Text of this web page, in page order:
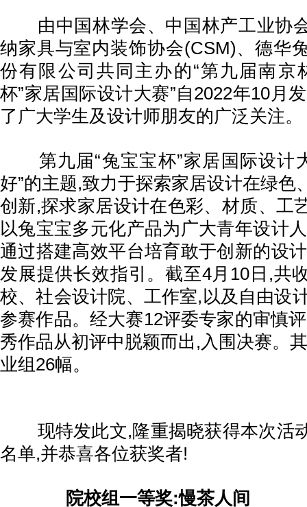
由中国林学会、中国林产工业协
纳家具与室内装饰协会(CSM)、德华
份有限公司共同主办的“第九届南京
杯”家居国际设计大赛”自2022年10月
了广大学生及设计师朋友的广泛关注。
第九届“兔宝宝杯”家居国际设计
好”的主题,致力于探索家居设计在绿色
创新,探求家居设计在色彩、材质、工
以兔宝宝多元化产品为广大青年设计
通过搭建高效平台培育敢于创新的设
发展提供长效指引。截至4月10日,共
校、社会设计院、工作室,以及自由设
参赛作品。经大赛12评委专家的审慎
秀作品从初评中脱颖而出,入围决赛。
业组26幅。
现特发此文,隆重揭晓获得本次活
名单,并恭喜各位获奖者!
院校组一等奖:慢茶人间